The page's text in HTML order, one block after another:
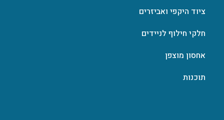
ציוד היקפי ואביזרים
חלקי חילוף לניידים
אחסון מוצפן
תוכנות